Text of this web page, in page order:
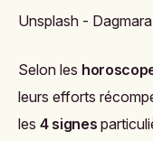
Unsplash -
Selon les
leurs efforts
les 4 signes